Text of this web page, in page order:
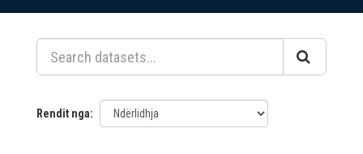
përmbajtja
Rendit nga